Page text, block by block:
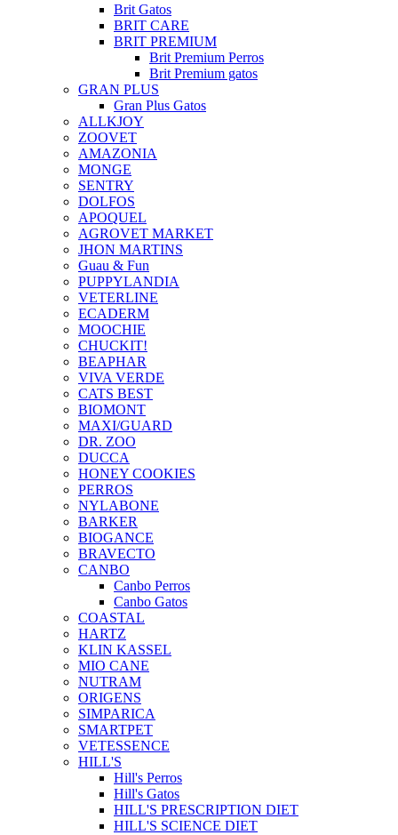
Brit Gatos
BRIT CARE
BRIT PREMIUM
Brit Premium Perros
Brit Premium gatos
GRAN PLUS
Gran Plus Gatos
ALLKJOY
ZOOVET
AMAZONIA
MONGE
SENTRY
DOLFOS
APOQUEL
AGROVET MARKET
JHON MARTINS
Guau & Fun
PUPPYLANDIA
VETERLINE
ECADERM
MOOCHIE
CHUCKIT!
BEAPHAR
VIVA VERDE
CATS BEST
BIOMONT
MAXI/GUARD
DR. ZOO
DUCCA
HONEY COOKIES
PERROS
NYLABONE
BARKER
BIOGANCE
BRAVECTO
CANBO
Canbo Perros
Canbo Gatos
COASTAL
HARTZ
KLIN KASSEL
MIO CANE
NUTRAM
ORIGENS
SIMPARICA
SMARTPET
VETESSENCE
HILL'S
Hill's Perros
Hill's Gatos
HILL'S PRESCRIPTION DIET
HILL'S SCIENCE DIET